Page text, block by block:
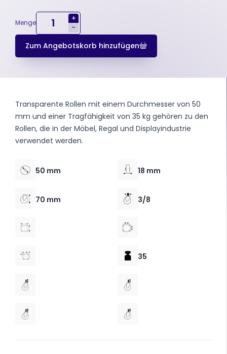
Menge
+
-
Zum Angebotskorb hinzufügen
Transparente Rollen mit einem Durchmesser von 50
mm und einer Tragfähigkeit von 35 kg gehören zu den
Rollen, die in der Möbel, Regal und Displayindustrie
verwendet werden.
50 mm 18 mm
70 mm 3/8
35